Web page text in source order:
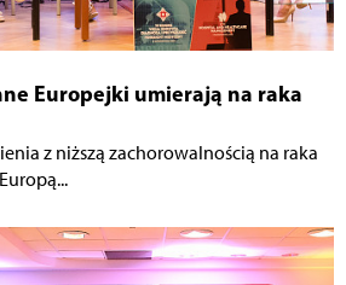
Europejki umierają na raka
z niższą zachorowalnością na raka